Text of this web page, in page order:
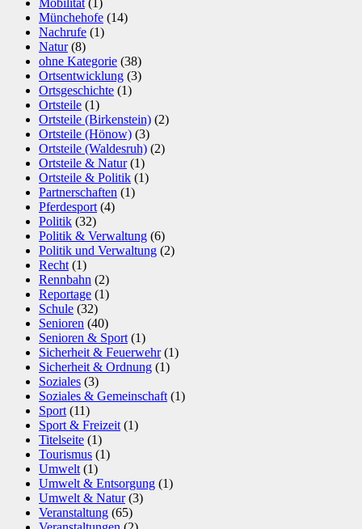
Mobilität (1)
Münchehofe (14)
Nachrufe (1)
Natur(8)
ohne Kategorie (38)
Ortsentwicklung (3)
Ortsgeschichte (1)
Ortsteile (1)
Ortsteile (Birkenstein) (2)
Ortsteile (Hönow) (3)
Ortsteile (Waldesruh) (2)
Ortsteile & Natur(1)
Ortsteile & Politik (1)
Partnerschaften (1)
Pferdesport (4)
Politik (32)
Politik & Verwaltung (6)
Politik und Verwaltung (2)
Recht (1)
Rennbahn (2)
Reportage (1)
Schule (32)
Senioren (40)
Senioren & Sport (1)
Sicherheit & Feuerwehr(1)
Sicherheit & Ordnung (1)
Soziales (3)
Soziales & Gemeinschaft (1)
Sport (11)
Sport & Freizeit (1)
Titelseite (1)
Tourismus (1)
Umwelt (1)
Umwelt & Entsorgung (1)
Umwelt & Natur(3)
Veranstaltung (65)